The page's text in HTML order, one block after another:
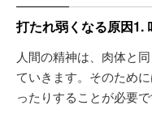
打たれ弱くなる原因1.
人間の精神は、肉体と
ていきます。そのため
ったりすることが必要で